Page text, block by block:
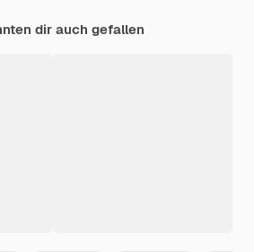
dir auch gefallen